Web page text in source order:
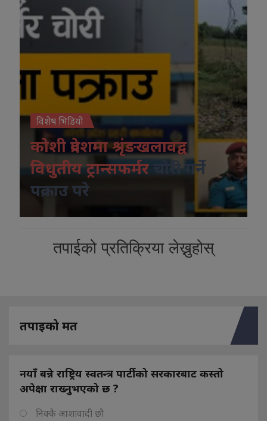
विशेष भिडियो
कोशी प्रदेशमा श्रृंङखलावद्व
विधुतीय ट्रान्सफर्मर
चोरी गर्ने
पक्राउ परे
तपाईको प्रतिक्रिया लेख्नुहोस्
तपाइको मत
नयाँ बन्ने राष्ट्रिय स्वतन्त्र पार्टीको सरकारबाट कस्तो
अपेक्षा राख्नुभएको छ ?
निक्कै आशावादी छौ